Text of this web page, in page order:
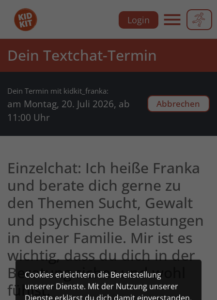
Cookies erleichtern die Bereitstellung
unserer Dienste. Mit der Nutzung unserer
Dienste erklärst du dich damit einverstanden,
der
Hauptnavigation
der
Webseite
dem
Inhalt
der
Webseite
der
Meta-
Navigation
der
Webseite
dem
Footer
der
Webseite
Login
Dein Textchat-Termin
Dein Termin mit kidkit_franka:
am Montag, 20. Juli 2026, ab
11:00 Uhr
Abbrechen
Einzelchat: Ich heiße Franka
und berate dich gerne zu
den Themen Sucht, Gewalt
und psychische Belastungen
in deiner Familie. Mir ist es
wichtig, dass du dich in der
Beratung sicher und wohl
fühlst.